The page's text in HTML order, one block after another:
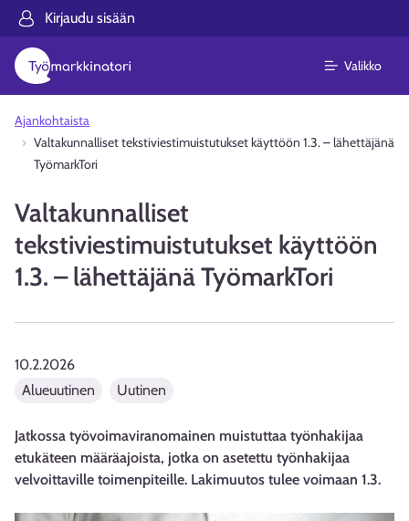
Kirjaudu sisään
Valikko
Ajankohtaista
Valtakunnalliset tekstiviestimuistutukset käyttöön 1.3. – lähettäjänä
TyömarkTori
Valtakunnalliset
tekstiviestimuistutukset käyttöön
1.3. – lähettäjänä TyömarkTori
10.2.2026
Alueuutinen
Uutinen
Jatkossa työvoimaviranomainen muistuttaa työnhakijaa
etukäteen määräajoista, jotka on asetettu työnhakijaa
velvoittaville toimenpiteille. Lakimuutos tulee voimaan 1.3.